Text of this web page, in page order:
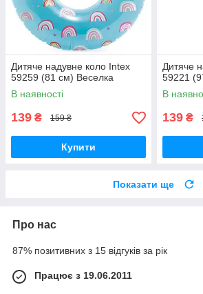
Дитяче надувне коло Intex
59259 (81 см) Веселка
В наявності
139 ₴ 159 ₴
Купити
Дитяче
59221
В
139 ₴
Показати ще
Про нас
87% позитивних з 15 відгуків за рік
Працює з 19.06.2011